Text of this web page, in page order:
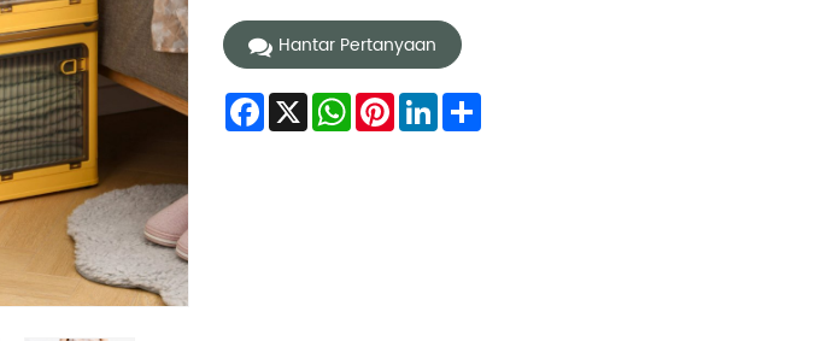
Hantar Pertanyaan
Facebook
X WhatsApp
Pinterest
LinkedInShare